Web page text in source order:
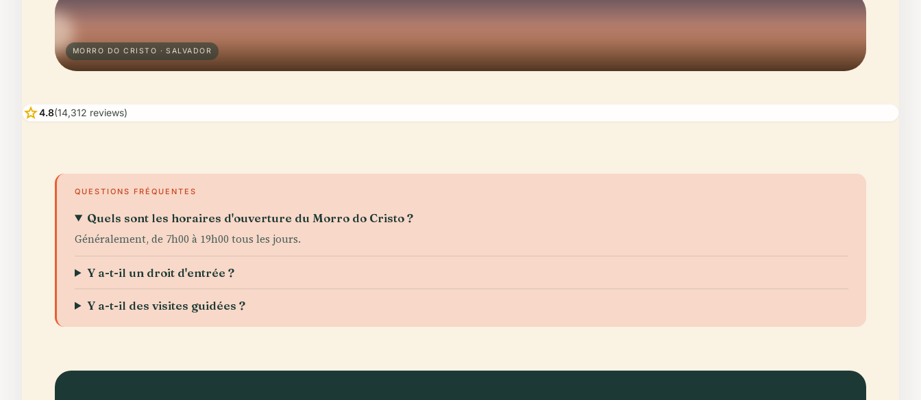
MORRO DO CRISTO · SALVADOR
star4.8(14,312 reviews)
QUESTIONS FRÉQUENTES
Quels sont les horaires d'ouverture du Morro do Cristo ?
Généralement, de 7h00 à 19h00 tous les jours.
Y a-t-il un droit d'entrée ?
Y a-t-il des visites guidées ?